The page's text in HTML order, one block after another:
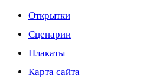
Открытки
Сценарии
Плакаты
Карта сайта